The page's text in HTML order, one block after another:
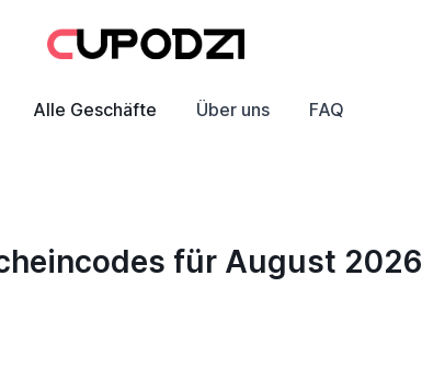
Alle Geschäfte Über uns FAQ
für August 2026